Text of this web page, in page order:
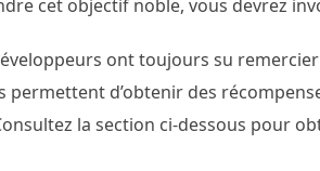
cet objectif noble, vous devrez
ont toujours su
permettent d’obtenir des
la section ci-dessous pour